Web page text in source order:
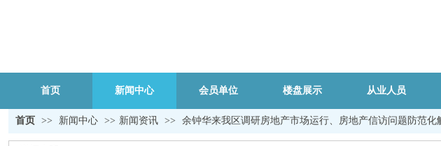
首页 新闻中心 会员单位 楼盘展示 从业人员
首页 >> 新闻中心 >> 新闻资讯 >> 余钟华来我区调研房地产市场运行、房地产信访问题防范化